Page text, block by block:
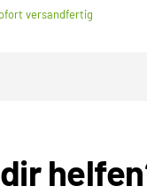
versandfertig